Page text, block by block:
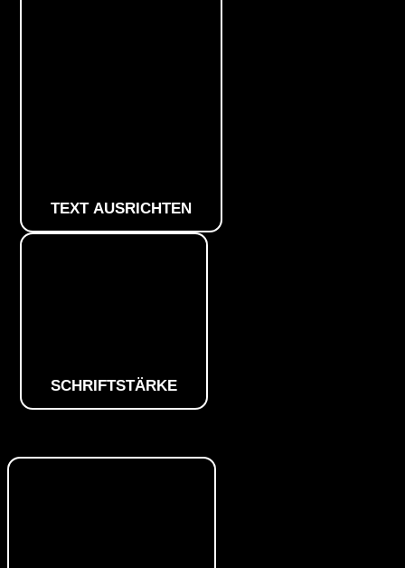
TEXT AUSRICHTEN
SCHRIFTSTÄRKE